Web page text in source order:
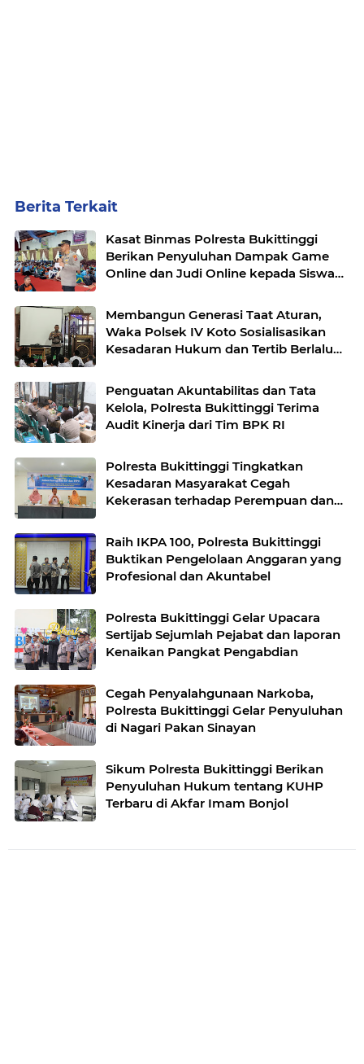
Berita Terkait
Kasat Binmas Polresta Bukittinggi
Berikan Penyuluhan Dampak Game
Online dan Judi Online kepada Siswa
Membangun Generasi Taat Aturan,
Waka Polsek IV Koto Sosialisasikan
Kesadaran Hukum dan Tertib Berlalu
Penguatan Akuntabilitas dan Tata
Kelola, Polresta Bukittinggi Terima
Audit Kinerja dari Tim BPK RI
Polresta Bukittinggi Tingkatkan
Kesadaran Masyarakat Cegah
Kekerasan terhadap Perempuan dan
Raih IKPA 100, Polresta Bukittinggi
Buktikan Pengelolaan Anggaran yang
Profesional dan Akuntabel
Polresta Bukittinggi Gelar Upacara
Sertijab Sejumlah Pejabat dan laporan
Kenaikan Pangkat Pengabdian
Cegah Penyalahgunaan Narkoba,
Polresta Bukittinggi Gelar Penyuluhan
di Nagari Pakan Sinayan
Sikum Polresta Bukittinggi Berikan
Penyuluhan Hukum tentang KUHP
Terbaru di Akfar Imam Bonjol